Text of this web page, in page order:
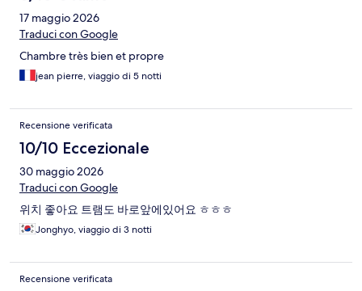
17 maggio 2026
Traduci con Google
Chambre très bien et propre
jean pierre, viaggio di 5 notti
Recensione verificata
10/10 Eccezionale
30 maggio 2026
Traduci con Google
위치 좋아요 트램도 바로앞에있어요 ㅎㅎㅎ
Jonghyo, viaggio di 3 notti
Recensione verificata